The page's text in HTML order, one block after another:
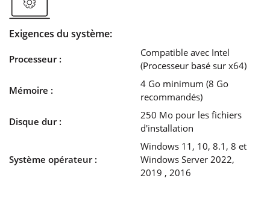
Exigences du système:
Processeur :
Compatible avec Intel
(Processeur basé sur x64)
Mémoire :
4 Go minimum (8 Go
recommandés)
Disque dur :
250 Mo pour les fichiers
d'installation
Système opérateur :
Windows 11, 10, 8.1, 8 et
Windows Server 2022,
2019 , 2016